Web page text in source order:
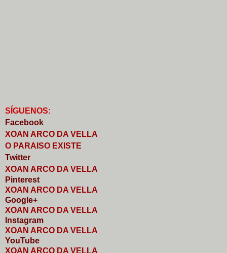
S GUENOS:
Facebook
XOAN ARCO DA VELLA
O PARAISO EXISTE
Twitter
XOAN ARCO DA VELLA
Pinterest
XOAN ARCO DA VELLA
Google+
XOAN ARCO DA VELLA
nstagram
XOAN ARCO DA VELLA
YouTube
XOAN ARCO DA VELLA